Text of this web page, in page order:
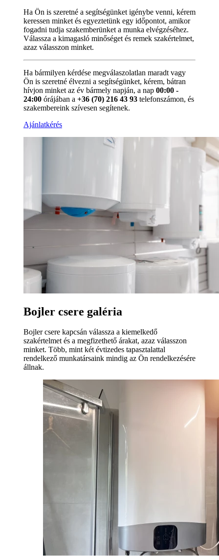
Ha Ön is szeretné a segítségünket igénybe venni, kérem
keressen minket és egyeztetünk egy időpontot, amikor
fogadni tudja szakemberünket a munka elvégzéséhez.
Válassza a kimagasló minőséget és remek szakértelmet,
azaz válasszon minket.
Ha bármilyen kérdése megválaszolatlan maradt vagy
Ön is szeretné élvezni a segítségünket, kérem, bátran
hívjon minket az év bármely napján, a nap 00:00 -
24:00 órájában a +36 (70) 216 43 93 telefonszámon, és
szakembereink szívesen segítenek.
Ajánlatkérés
Bojler csere galéria
Bojler csere kapcsán válassza a kiemelkedő
szakértelmet és a megfizethető árakat, azaz válasszon
minket. Több, mint két évtizedes tapasztalattal
rendelkező munkatársaink mindig az Ön rendelkezésére
állnak.